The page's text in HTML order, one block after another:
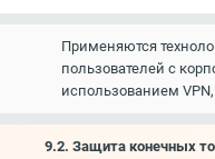
Применяются
пользователей с
использованием
9.2. Защита конечных